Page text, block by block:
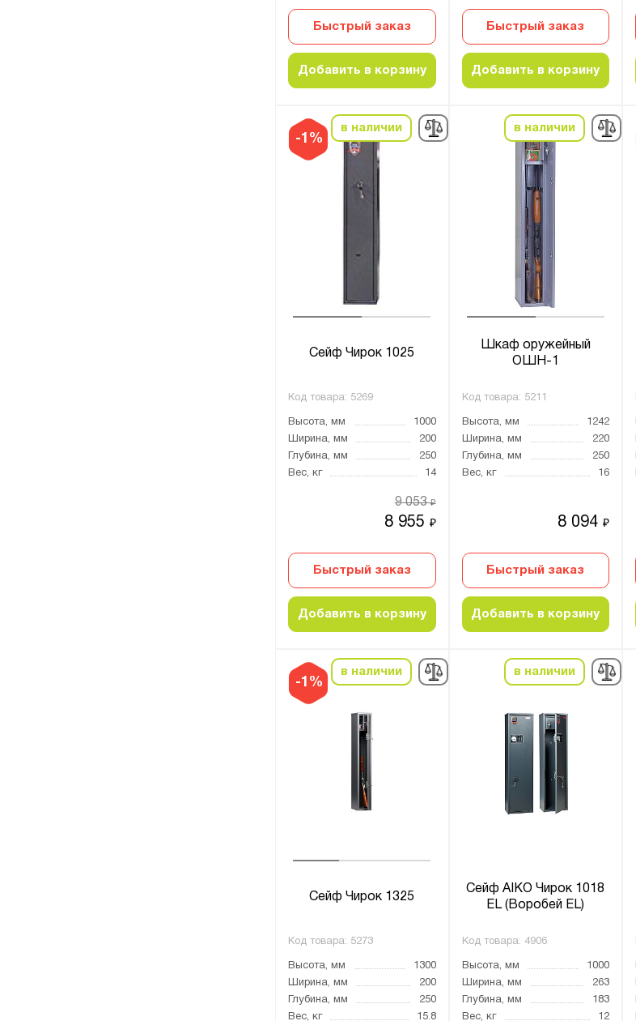
Быстрый заказ
Добавить в корзину
Быстрый заказ
Добавить в корзину
-1%
в наличии
Сейф Чирок 1025
Код товара: 5269
Высота, мм
1000
Ширина, мм
200
Глубина, мм
250
Вес, кг
14
8 955 ₽
9 053₽
Быстрый заказ
Добавить в корзину
в наличии
Шкаф оружейный
ОШН-1
Код товара: 5211
Высота, мм
1242
Ширина, мм
220
Глубина, мм
250
Вес, кг
16
8 094₽
Быстрый заказ
Добавить в корзину
-1%
в наличии
Сейф Чирок 1325
Код товара: 5273
Высота, мм
1300
Ширина, мм
200
Глубина, мм
250
Вес, кг
15.8
в наличии
Сейф AIKO Чирок 1018
EL (Воробей EL)
Код товара: 4906
Высота, мм
1000
Ширина, мм
263
Глубина, мм
183
Вес, кг
12